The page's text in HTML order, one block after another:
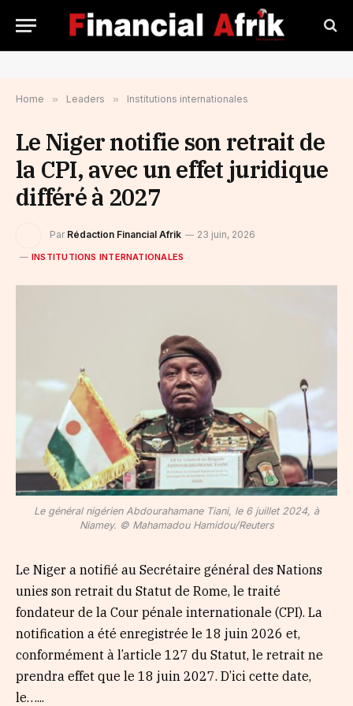
Home » Leaders » Institutions internationales
Le Niger notifie son retrait de
la CPI, avec un effet juridique
différé à 2027
Par Rédaction Financial Afrik 23 juin, 2026
INSTITUTIONS INTERNATIONALES
Le général nigérien Abdourahamane Tiani, le 6 juillet 2024, à
Niamey. © Mahamadou Hamidou/Reuters
Le Niger a notifié au Secrétaire général des Nations
unies son retrait du Statut de Rome, le traité
fondateur de la Cour pénale internationale (CPI). La
notification a été enregistrée le 18 juin 2026 et,
conformément à l’article 127 du Statut, le retrait ne
prendra effet que le 18 juin 2027. D’ici cette date,
le…...